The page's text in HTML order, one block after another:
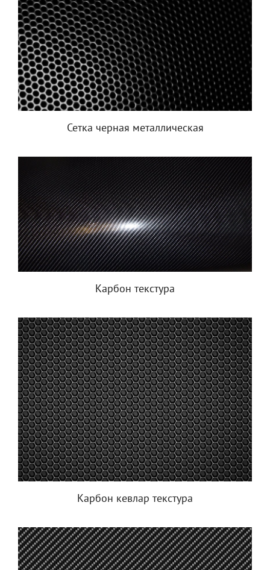
Сетка черная металлическая
Карбон текстура
Карбон кевлар текстура